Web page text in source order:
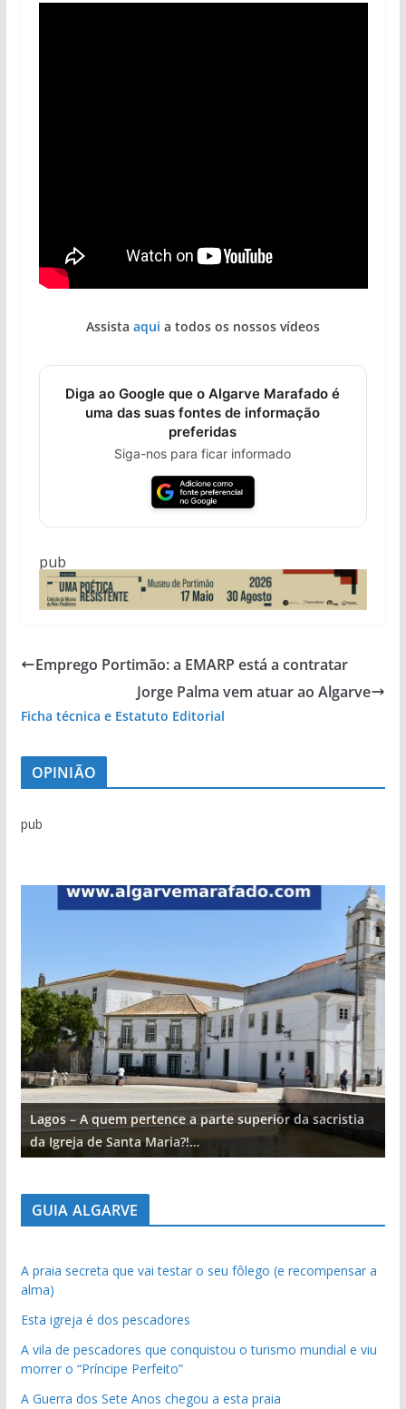
Assista aqui a todos os nossos vídeos
Diga ao Google que o Algarve Marafado é
uma das suas fontes de informação
preferidas
Siga-nos para ficar informado
pub
Emprego Portimão: a EMARP está a contratar
Jorge Palma vem atuar ao Algarve
Ficha técnica e Estatuto Editorial
OPINIÃO
pub
Lagos – A quem pertence a parte superior da sacristia
da Igreja de Santa Maria?!…
GUIA ALGARVE
A praia secreta que vai testar o seu fôlego (e recompensar a
alma)
Esta igreja é dos pescadores
A vila de pescadores que conquistou o turismo mundial e viu
morrer o “Príncipe Perfeito”
A Guerra dos Sete Anos chegou a esta praia